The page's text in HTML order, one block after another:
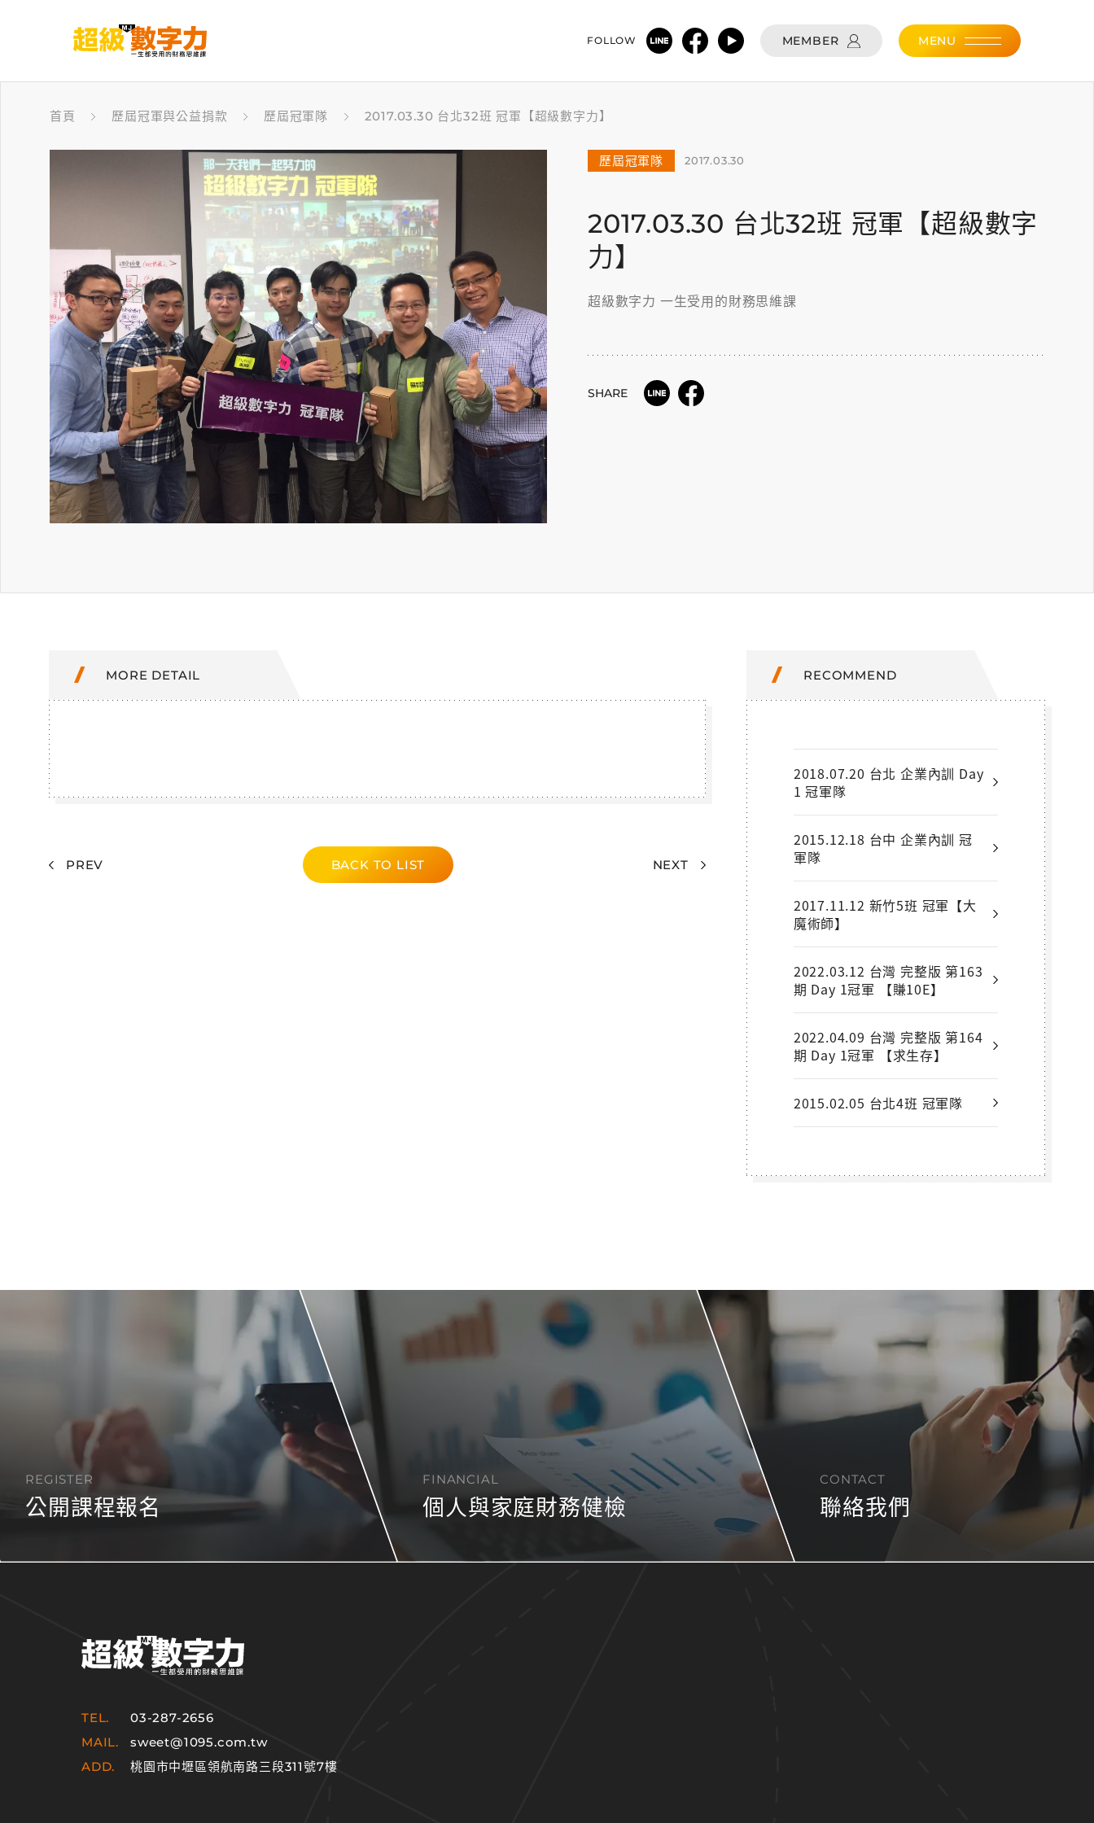
FOLLOW MEMBER MENU
首頁 歷屆冠軍與公益捐款 歷屆冠軍隊 2017.03.30 台北32班 冠軍【超級數字力】
歷屆冠軍隊 2017.03.30
2017.03.30 台北32班 冠軍【超級數字
力】
超級數字力 一生受用的財務思維課
SHARE
MORE DETAIL
PREV BACK TO LIST NEXT
RECOMMEND
2018.07.20 台北 企業內訓 Day
1 冠軍隊
2015.12.18 台中 企業內訓 冠
軍隊
2017.11.12 新竹5班 冠軍【大
魔術師】
2022.03.12 台灣 完整版 第163
期 Day 1冠軍 【賺10E】
2022.04.09 台灣 完整版 第164
期 Day 1冠軍 【求生存】
2015.02.05 台北4班 冠軍隊
REGISTER
公開課程報名
FINANCIAL
個人與家庭財務健檢
CONTACT
聯絡我們
TEL.
03-287-2656
MAIL.
sweet@1095.com.tw
ADD.
桃園市中壢區領航南路三段311號7樓